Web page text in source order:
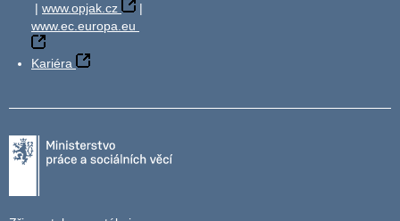
| www.opjak.cz
|
www.ec.europa.eu
Kariéra